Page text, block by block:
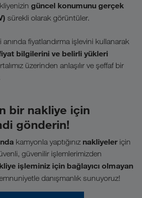
güncel konumunu gerçek
sürekli olarak görüntüler.
fiyatlandırma işlevini kullanarak
bilgilerini ve belirli yükleri
üzerinden anlaşılır ve şeffaf bir
bir nakliye için
gönderin!
kamyonla yaptığınız nakliyeler için
güvenilir işlemlerimizden
işleminiz için bağlayıcı olmayan
danışmanlık sunuyoruz!